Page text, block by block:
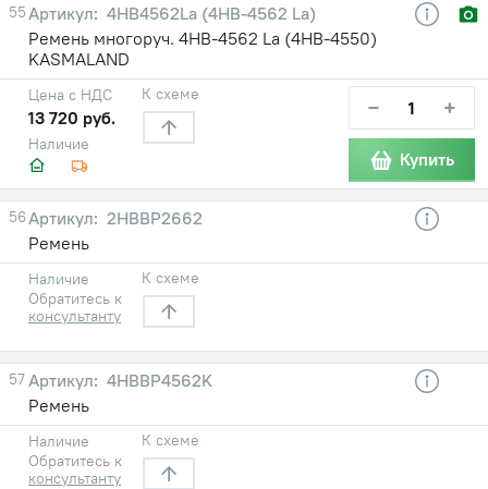
55
4HB4562La (4НВ-4562 La)
Ремень многоруч. 4НВ-4562 La (4НВ-4550)
KASMALAND
Наличие
Цена с НДС
13 720 руб.
К схеме − +
Купить
56
2HBBP2662
Ремень
Наличие
Обратитесь к
консультанту
К схеме
57
4HBBP4562K
Ремень
Наличие
Обратитесь к
консультанту
К схеме